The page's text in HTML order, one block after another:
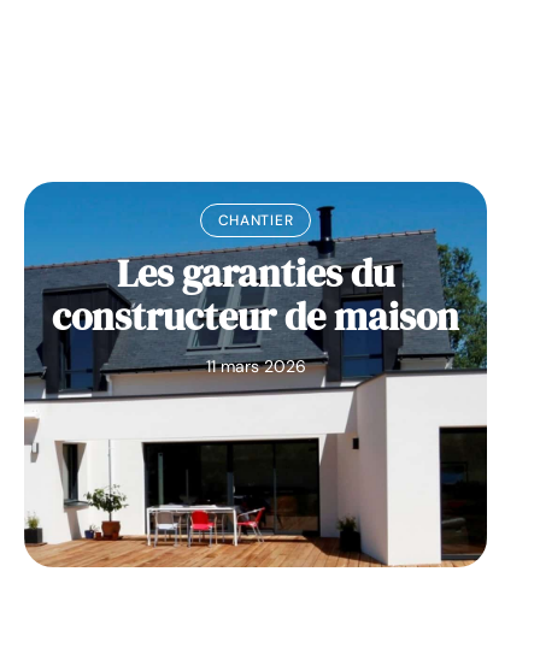
CHANTIER
Les garanties du
constructeur de maison
11 mars 2026